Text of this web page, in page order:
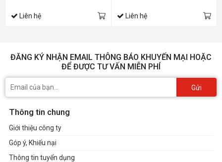
Liên hệ Liên hệ
ĐĂNG KÝ NHẬN EMAIL THÔNG BÁO KHUYẾN MẠI HOẶC
ĐỂ ĐƯỢC TƯ VẤN MIỄN PHÍ
Gửi
Thông tin chung
Giới thiệu công ty
Góp ý, Khiếu nại
Thông tin tuyển dụng